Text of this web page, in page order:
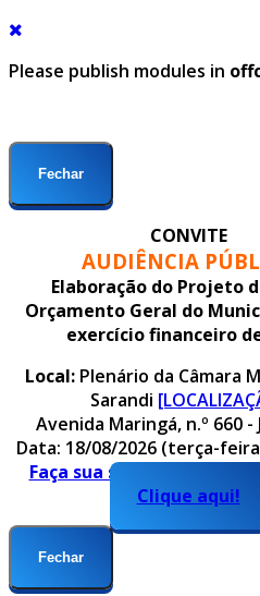
Please publish modules in
Fechar
CONVITE
AUDIÊNCIA
Elaboração do Projeto
Orçamento Geral do
exercício financeiro
Local: Plenário da Câmara
Sarandi
Avenida Maringá, n.º 660 -
Data: 18/08/2026 (terça-
Faça sua sugestão para o
Clique aqui!
Fechar